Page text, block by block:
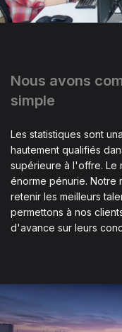
Nous avons
simple
Les statistiques sont
hautement qualifiés
supérieure à l'offre. Le
énorme pénurie. Notre
retenir les meilleurs
permettons à nos
d'avance sur leurs